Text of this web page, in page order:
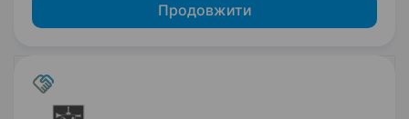
Продовжити